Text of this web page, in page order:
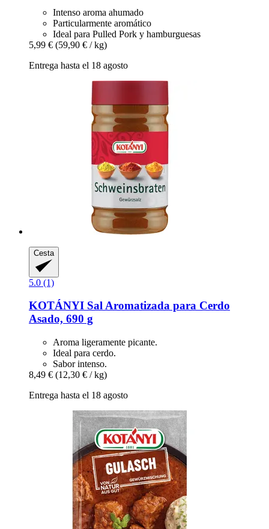
Intenso aroma ahumado
Particularmente aromático
Ideal para Pulled Pork y hamburguesas
5,99 € (59,90 € / kg)
Entrega hasta el 18 agosto
Cesta
5.0 (1)
KOTÁNYI Sal Aromatizada para Cerdo
Asado, 690 g
Aroma ligeramente picante.
Ideal para cerdo.
Sabor intenso.
8,49 € (12,30 € / kg)
Entrega hasta el 18 agosto